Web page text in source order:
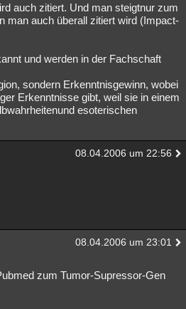
auch zitiert. Und man steigtnur zum
man auch überall zitiert wird (Impact-
und werden in der Fachschaft
sondern Erkenntnisgewinn, wobei
Erkenntnisse gibt, weil sie in einem
esoterischen
08.04.2006 um 22:56
08.04.2006 um 23:01
zum Tumor-Supressor-Gen